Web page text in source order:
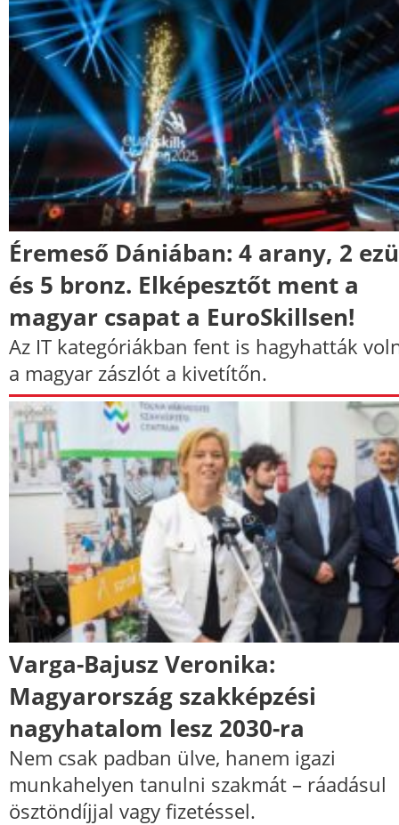
Éremeső Dániában: 4 arany, 2
és 5 bronz. Elképesztőt ment a
magyar csapat a EuroSkillsen!
Az IT kategóriákban fent is hagyhatták
a magyar zászlót a kivetítőn.
Varga-Bajusz Veronika:
Magyarország szakképzési
nagyhatalom lesz 2030-ra
Nem csak padban ülve, hanem igazi
munkahelyen tanulni szakmát – ráadásul
ösztöndíjjal vagy fizetéssel.